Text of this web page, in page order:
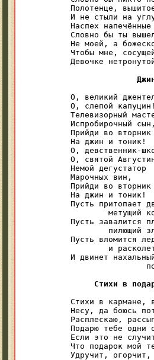
Полотенце,
И не стыли на
Наспех
Словно бы ты
Не моей, а
Чтобы мне,
Девочке
О, великий
О, слепой
Телевизорный
Испробирочный
Прийди во вторник
На джин и тоник!
О, девственник-
О, святой
Немой дегустатор
Марочных вин,
Прийди во вторник
На джин и тоник!
Пусть притопает
Пусть завалится
Пусть вломится
И двинет
Стихи в
Стихи в кармане,
Несу, да боюсь
Расплескаю,
Подарю тебе одни
Если это не
Что подарок мой
Удручит,